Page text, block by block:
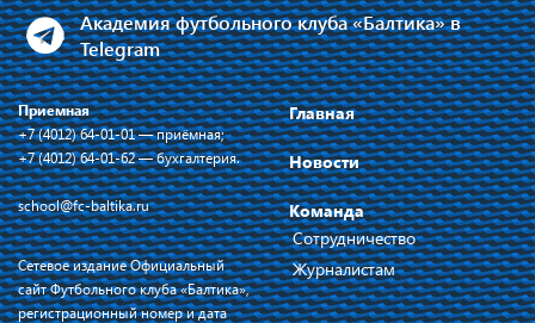
Академия футбольного клуба «Балтика» в
Telegram
Приемная
+7 (4012) 64-01-01 — приёмная;
+7 (4012) 64-01-62 — бухгалтерия.
school@fc-baltika.ru
Сетевое издание Официальный
сайт Футбольного клуба «Балтика»,
регистрационный номер и дата
Главная
Новости
Команда
Сотрудничество
Журналистам